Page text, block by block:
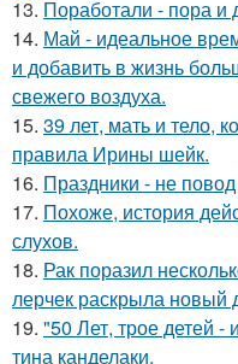
13. Поработали - пора и
14. Май - идеальное
и добавить в жизнь
свежего воздуха.
15. 39 лет, мать и тело,
правила Ирины шейк.
16. Праздники - не
17. Похоже, история
слухов.
18. Рак поразил
лерчек раскрыла новый
19. "50 Лет, трое детей -
тина канделаки.